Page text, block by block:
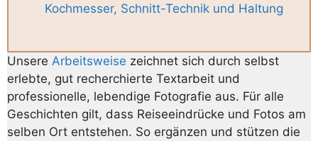
Kochmesser, Schnitt-Technik und Haltung
Unsere Arbeitsweise zeichnet sich durch selbst
erlebte, gut recherchierte Textarbeit und
professionelle, lebendige Fotografie aus. Für alle
Geschichten gilt, dass Reiseeindrücke und Fotos am
selben Ort entstehen. So ergänzen und stützen die